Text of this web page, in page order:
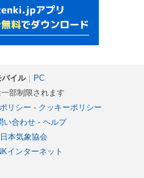
バイル｜ PC
部制限されます
リシー - クッキーポリシー
い合わせ- ヘルプ
日本気象協会
インターネット